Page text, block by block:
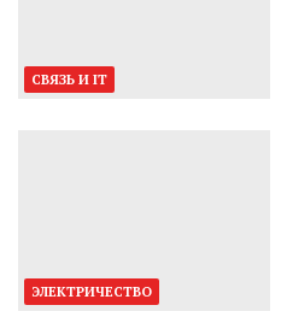
СВЯЗЬ И IT
ЭЛЕКТРИЧЕСТВО